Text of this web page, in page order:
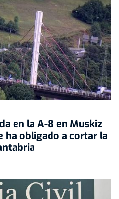
en la A-8 en Muskiz
ha obligado a cortar la